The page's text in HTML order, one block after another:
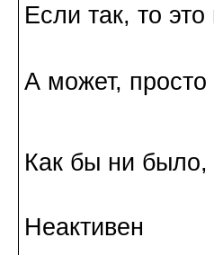
Если так, то
А может, просто
Как бы ни было,
Неактивен